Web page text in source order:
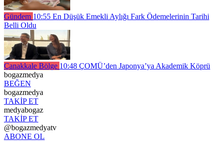
Gündem 10:55 En Düşük Emekli Aylığı Fark Ödemelerinin Tarihi
Belli Oldu
Çanakkale Bölge 10:48 ÇOMÜ’den Japonya’ya Akademik Köprü
bogazmedya
BEĞEN
bogazmedya
TAKİP ET
medyabogaz
TAKİP ET
@bogazmedyatv
ABONE OL